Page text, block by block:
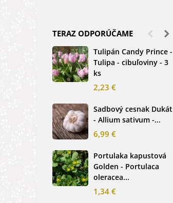
TERAZ ODPORÚČAME
Tulipán Candy Prince -
Tulipa - cibuľoviny - 3
ks
2,23 €
Sadbový cesnak Dukát
- Allium sativum -...
6,99 €
Portulaka kapustová
Golden - Portulaca
oleracea...
1,34 €